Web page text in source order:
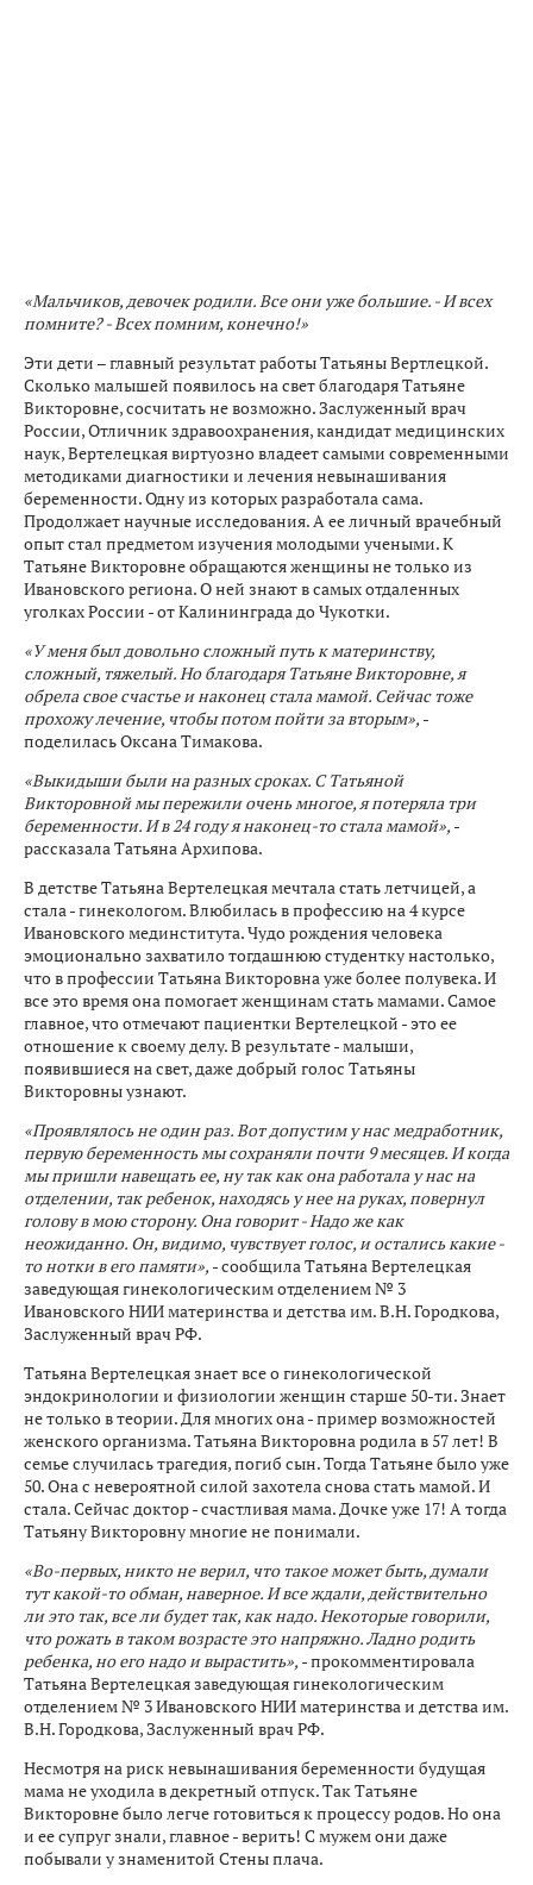
«Мальчиков, девочек родили. Все они уже большие. - И всех
помните? - Всех помним, конечно!»
Эти дети – главный результат работы Татьяны Вертлецкой.
Сколько малышей появилось на свет благодаря Татьяне
Викторовне, сосчитать не возможно. Заслуженный врач
России, Отличник здравоохранения, кандидат медицинских
наук, Вертелецкая виртуозно владеет самыми современными
методиками диагностики и лечения невынашивания
беременности. Одну из которых разработала сама.
Продолжает научные исследования. А ее личный врачебный
опыт стал предметом изучения молодыми учеными. К
Татьяне Викторовне обращаются женщины не только из
Ивановского региона. О ней знают в самых отдаленных
уголках России - от Калининграда до Чукотки.
«У меня был довольно сложный путь к материнству,
сложный, тяжелый. Но благодаря Татьяне Викторовне, я
обрела свое счастье и наконец стала мамой. Сейчас тоже
прохожу лечение, чтобы потом пойти за вторым», -
поделилась Оксана Тимакова.
«Выкидыши были на разных сроках. С Татьяной
Викторовной мы пережили очень многое, я потеряла три
беременности. И в 24 году я наконец-то стала мамой», -
рассказала Татьяна Архипова.
В детстве Татьяна Вертелецкая мечтала стать летчицей, а
стала - гинекологом. Влюбилась в профессию на 4 курсе
Ивановского мединститута. Чудо рождения человека
эмоционально захватило тогдашнюю студентку настолько,
что в профессии Татьяна Викторовна уже более полувека. И
все это время она помогает женщинам стать мамами. Самое
главное, что отмечают пациентки Вертелецкой - это ее
отношение к своему делу. В результате - малыши,
появившиеся на свет, даже добрый голос Татьяны
Викторовны узнают.
«Проявлялось не один раз. Вот допустим у нас медработник,
первую беременность мы сохраняли почти 9 месяцев. И когда
мы пришли навещать ее, ну так как она работала у нас на
отделении, так ребенок, находясь у нее на руках, повернул
голову в мою сторону. Она говорит - Надо же как
неожиданно. Он, видимо, чувствует голос, и остались какие -
то нотки в его памяти», - сообщила Татьяна Вертелецкая
заведующая гинекологическим отделением № 3
Ивановского НИИ материнства и детства им. В.Н. Городкова,
Заслуженный врач РФ.
Татьяна Вертелецкая знает все о гинекологической
эндокринологии и физиологии женщин старше 50-ти. Знает
не только в теории. Для многих она - пример возможностей
женского организма. Татьяна Викторовна родила в 57 лет! В
семье случилась трагедия, погиб сын. Тогда Татьяне было уже
50. Она с невероятной силой захотела снова стать мамой. И
стала. Сейчас доктор - счастливая мама. Дочке уже 17! А тогда
Татьяну Викторовну многие не понимали.
«Во-первых, никто не верил, что такое может быть, думали
тут какой-то обман, наверное. И все ждали, действительно
ли это так, все ли будет так, как надо. Некоторые говорили,
что рожать в таком возрасте это напряжно. Ладно родить
ребенка, но его надо и вырастить», - прокомментировала
Татьяна Вертелецкая заведующая гинекологическим
отделением № 3 Ивановского НИИ материнства и детства им.
В.Н. Городкова, Заслуженный врач РФ.
Несмотря на риск невынашивания беременности будущая
мама не уходила в декретный отпуск. Так Татьяне
Викторовне было легче готовиться к процессу родов. Но она
и ее супруг знали, главное - верить! С мужем они даже
побывали у знаменитой Стены плача.